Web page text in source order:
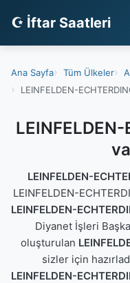
☪ İftar Saatleri
Ana Sayfa Tüm Ülkeler
LEINFELDEN-
LEINFELDEN-
LEINFELDEN-
LEINFELDEN-
Diyanet İşleri
oluşturulan
sizler için
LEINFELDEN-